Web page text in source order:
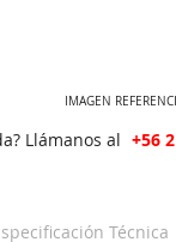
IMAGEN
Llámanos al +56
Técnica